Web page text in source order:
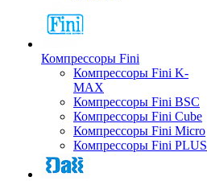
Компрессоры Fini
Компрессоры Fini K-
MAX
Компрессоры Fini BSC
Компрессоры Fini Cube
Компрессоры Fini Micro
Компрессоры Fini PLUS